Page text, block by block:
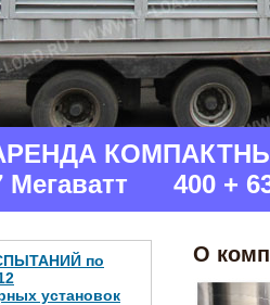
Мегаватт 400 +
по
установок
О